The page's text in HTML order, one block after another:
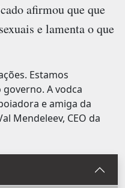
afirmou que que
e lamenta o que
Estamos
A vodca
e amiga da
Mendeleev, CEO da